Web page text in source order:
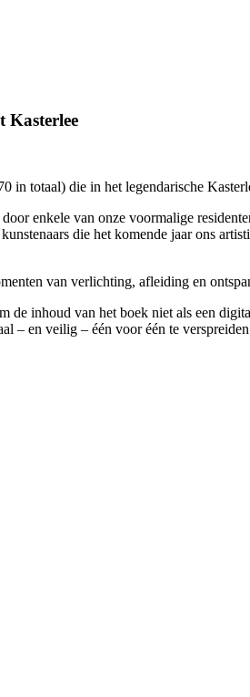
Kasterlee
totaal) die in het legendarische
enkele van onze voormalige
die het komende jaar ons
van verlichting, afleiding en
inhoud van het boek niet als een
– en veilig – één voor één te